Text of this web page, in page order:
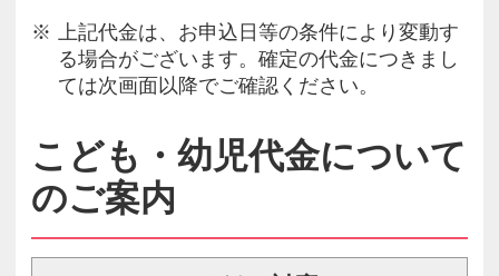
上記代金は、お申込日等の条件により変動す
る場合がございます。確定の代金につきまし
ては次画面以降でご確認ください。
こども・幼児代金について
のご案内